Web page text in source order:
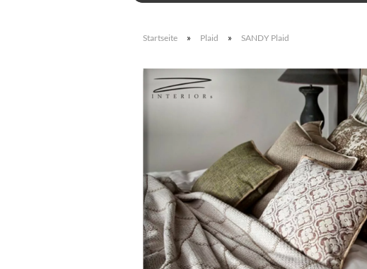
Startseite » Plaid » SANDY Plaid